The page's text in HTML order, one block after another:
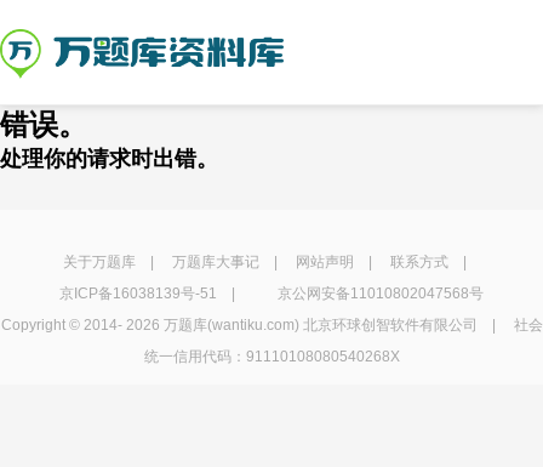
错误。
处理你的请求时出错。
关于万题库| 万题库大事记| 网站声明 联系方式|
京ICP备16038139号-51
京公网安备11010802047568号
Copyright © 2014- 2026 万题库(wantiku.com) 北京环球创智软件有限公司 | 社会
统一信用代码：91110108080540268X